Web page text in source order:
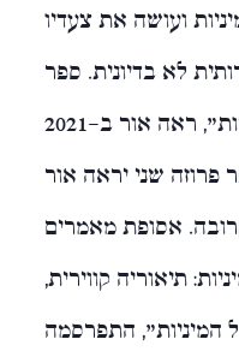
ועושה את צעדיו
לא בדיונית. ספר
הפרוזה הראשון שלו, ״נערות״, ראה אור ב-2021
פרוזה שני יראה אור
אסופת מאמרים
תיאוריה קווירית,
המיניות״, התפרסמה